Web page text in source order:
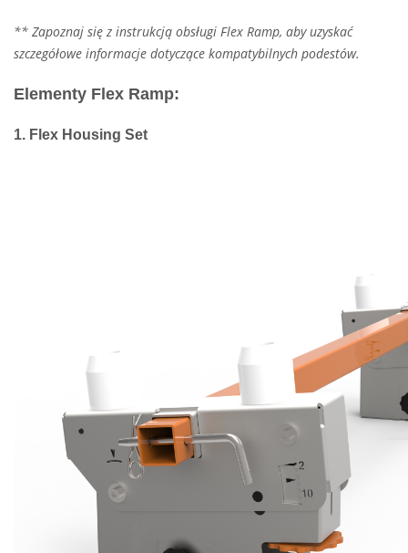
** Zapoznaj się z instrukcją obsługi Flex Ramp, aby uzyskać
szczegółowe informacje dotyczące kompatybilnych podestów.
Elementy Flex Ramp:
1. Flex Housing Set